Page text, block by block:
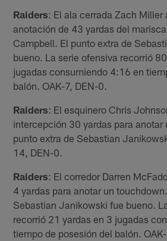
Raiders: El ala cerrada Zach Miller
anotación de 43 yardas del
Campbell. El punto extra de
bueno. La serie ofensiva recorrió
jugadas consumiendo 4:16 en
balón. OAK-7, DEN-0.
Raiders: El esquinero Chris
intercepción 30 yardas para anotar
punto extra de Sebastian
14, DEN-0.
Raiders: El corredor Darren
4 yardas para anotar un
Sebastian Janikowski fue bueno.
recorrió 21 yardas en 3 jugadas
tiempo de posesión del balón.